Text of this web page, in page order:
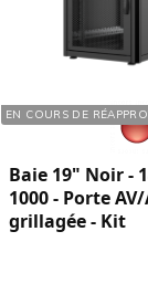
EN COURS DE
Réf. : 760145
Baie 19" Noir -
1000 - Porte
grillagée - Kit